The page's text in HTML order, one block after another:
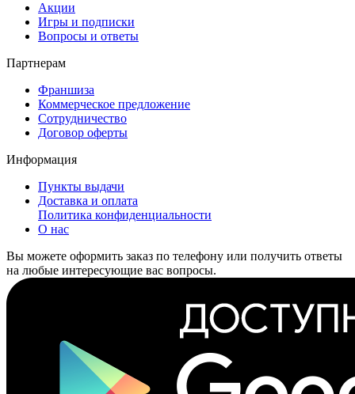
Акции
Игры и подписки
Вопросы и ответы
Партнерам
Франшиза
Коммерческое предложение
Сотрудничество
Договор оферты
Информация
Пункты выдачи
Доставка и оплата
Политика конфиденциальности
О нас
Вы можете оформить заказ по телефону или получить ответы
на любые интересующие вас вопросы.